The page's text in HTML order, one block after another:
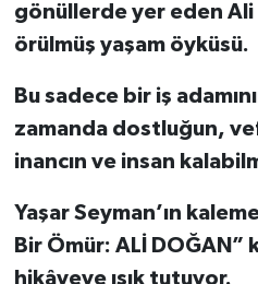
gönüllerde yer eden Ali
örülmüş yaşam öyküsü.
Bu sadece bir iş
zamanda dostluğun,
inancın ve insan
Yaşar Seyman’ın
Bir Ömür: ALİ DOĞAN”
hikâyeye ışık tutuyor.